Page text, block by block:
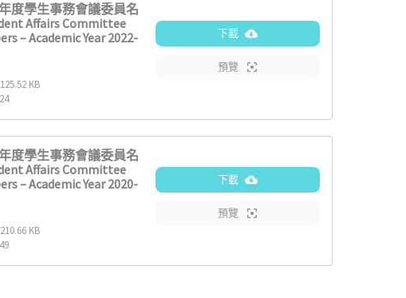
度學生事務會議委員名
Affairs Committee
– Academic Year 2022-
125.52 KB
下載
預覽
度學生事務會議委員名
Affairs Committee
– Academic Year 2020-
210.66 KB
下載
預覽